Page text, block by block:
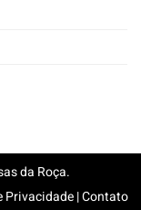
da Roça.
Privacidade|Contato